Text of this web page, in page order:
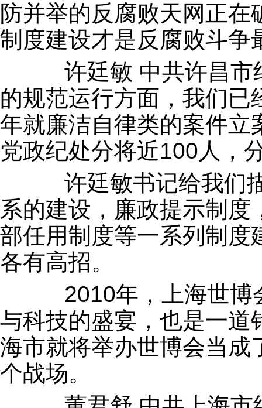
防并举的反腐败天网正
制度建设才是反腐败斗争
许廷敏 中共许昌市
的规范运行方面，我们
年就廉洁自律类的案件立
党政纪处分将近100人，
许廷敏书记给我们描
系的建设，廉政提示制
部任用制度等一系列制度
各有高招。
2010年，上海世博
与科技的盛宴，也是一道
海市就将举办世博会当成
个战场。